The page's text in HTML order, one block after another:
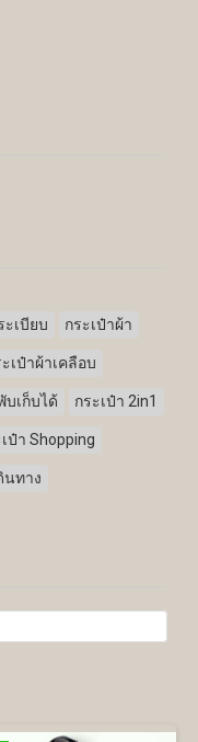
ะเบียบ กระเป๋าผ้า
เป๋าผ้าเคลือบ
บเก็บได้ กระเป๋า 2in1
ป๋า Shopping
นทาง